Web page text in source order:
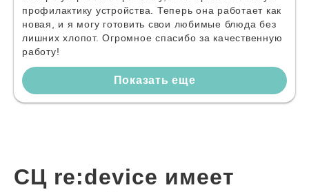
профилактику устройства. Теперь она работает как
новая, и я могу готовить свои любимые блюда без
лишних хлопот. Огромное спасибо за качественную
работу!
Показать еще
СЦ re:device имеет